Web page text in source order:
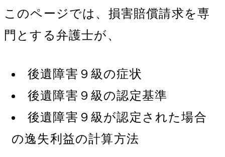
このページでは、損害賠償請求を専
門とする弁護士が、
後遺障害９級の症状
後遺障害９級の認定基準
後遺障害９級が認定された場合
の逸失利益の計算方法